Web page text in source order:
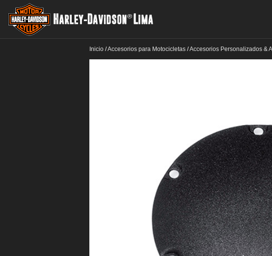
Inicio /Accesorios para Motocicletas /Accesorios Personalizados &